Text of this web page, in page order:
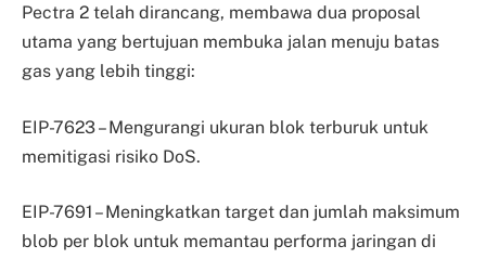
Pectra 2 telah dirancang, membawa dua proposal
utama yang bertujuan membuka jalan menuju batas
gas yang lebih tinggi:
EIP-7623 – Mengurangi ukuran blok terburuk untuk
memitigasi risiko DoS.
EIP-7691 – Meningkatkan target dan jumlah maksimum
blob per blok untuk memantau performa jaringan di